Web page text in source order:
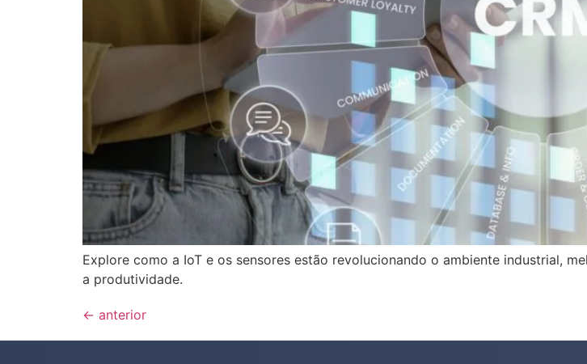
Explore como a IoT e os sensores estão revolucionando o ambiente industrial,
a produtividade.
← anterior